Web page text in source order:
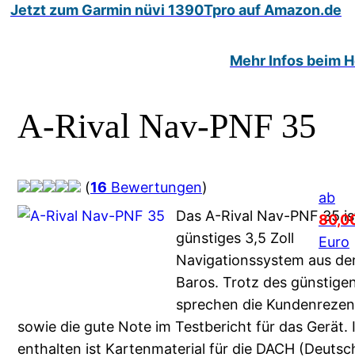
Jetzt zum Garmin nüvi 1390Tpro auf Amazon.de
Mehr Infos beim
A-Rival Nav-PNF 35
(16 Bewertungen)
ab
Euro
Das A-Rival Nav-PNF 35
günstiges 3,5 Zoll
Navigationssystem aus
Baros. Trotz des
sprechen die
sowie die gute Note im Testbericht für das Gerät.
enthalten ist Kartenmaterial für die DACH